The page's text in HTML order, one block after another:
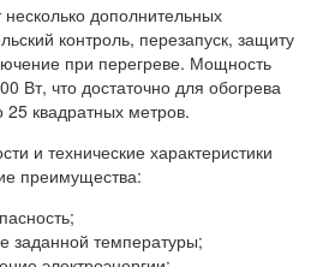
дополнительных
контроль, перезапуск, защиту
при перегреве. Мощность
Вт, что достаточно для обогрева
квадратных метров.
и технические характеристики
преимущества:
заданной температуры;